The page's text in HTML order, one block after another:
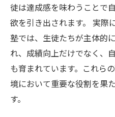
徒は達成感を味わうことで
欲を引き出されます。 実際
塾では、生徒たちが主体的
れ、成績向上だけでなく、
も育まれています。これら
境において重要な役割を果
す。